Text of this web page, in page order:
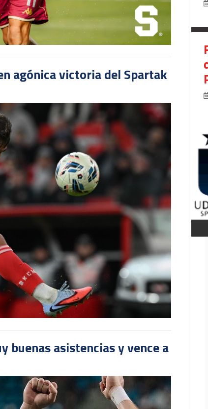
agónica victoria del Spartak
buenas asistencias y vence a